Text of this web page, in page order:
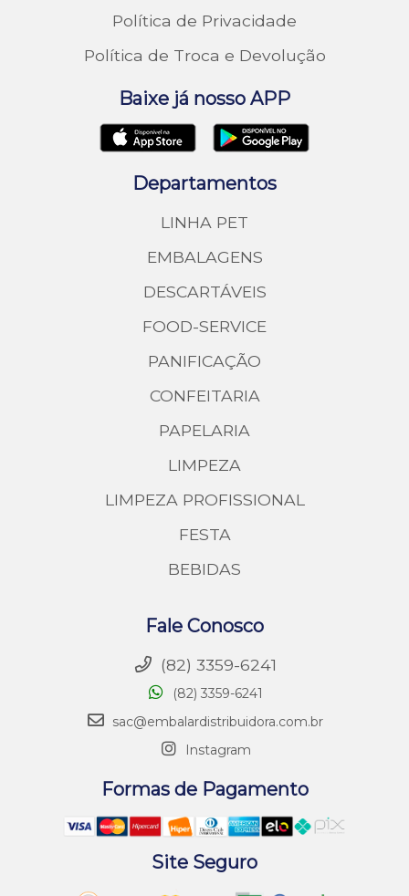
Política de Privacidade
Política de Troca e Devolução
Baixe já nosso APP
Departamentos
LINHA PET
EMBALAGENS
DESCARTÁVEIS
FOOD-SERVICE
PANIFICAÇÃO
CONFEITARIA
PAPELARIA
LIMPEZA
LIMPEZA PROFISSIONAL
FESTA
BEBIDAS
Fale Conosco
(82) 3359-6241
(82) 3359-6241
sac@embalardistribuidora.com.br
Instagram
Formas de Pagamento
Site Seguro